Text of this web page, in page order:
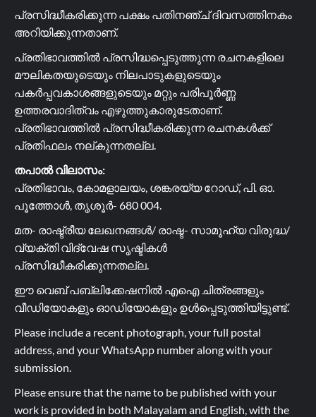
പ്രസിദ്ധീകരിക്കുന്ന പക്ഷം പതിനഞ്ച് ദിവസത്തിനകം
അറിയിക്കുന്നതാണ്.
പ്രതിഭാവത്തിൽ പ്രസിദ്ധപ്പെടുത്തുന്ന രചനകളിലെ
മൗലികതയുടെയും നിലപാടുകളുടെയും
പകർപ്പവകാശങ്ങളുടെയും മറ്റും പരിപൂർണ്ണ
ഉത്തരവാദിത്വം എഴുത്തുകാരുടേതാണ്.
പ്രതിഭാവത്തിൽ പ്രസിദ്ധീകരിക്കുന്ന രചനകൾക്ക്
പ്രതിഫലം നല്കുന്നതല്ല.
തപാൽ വിലാസം:
പ്രതിഭാവം, കോമളാലയം, ശങ്കരയ്യ റോഡ്, പി. ഓ.
പൂത്തോൾ, തൃശൂർ- 680 004.
മത- രാഷ്ട്രീയ ലേഖനങ്ങൾ/ രാഷ്ട- സാമൂഹ്യ വിരുദ്ധ/
വ്യക്തി വിദ്വേഷ സൃഷ്ടികൾ
പ്രസിദ്ധീകരിക്കുന്നതല്ല.
ഈ വെബ് പബ്ലിക്കേഷനിൽ എഐ ചിത്രങ്ങളും
വീഡിയോകളും ഓഡിയോകളും ഉൾപ്പെടുത്തിയിട്ടുണ്ട്.
Please include a recent photograph, your full postal
address, and your WhatsApp number along with your
submission.
Please ensure that the name to be published with your
work is provided in both Malayalam and English, with the